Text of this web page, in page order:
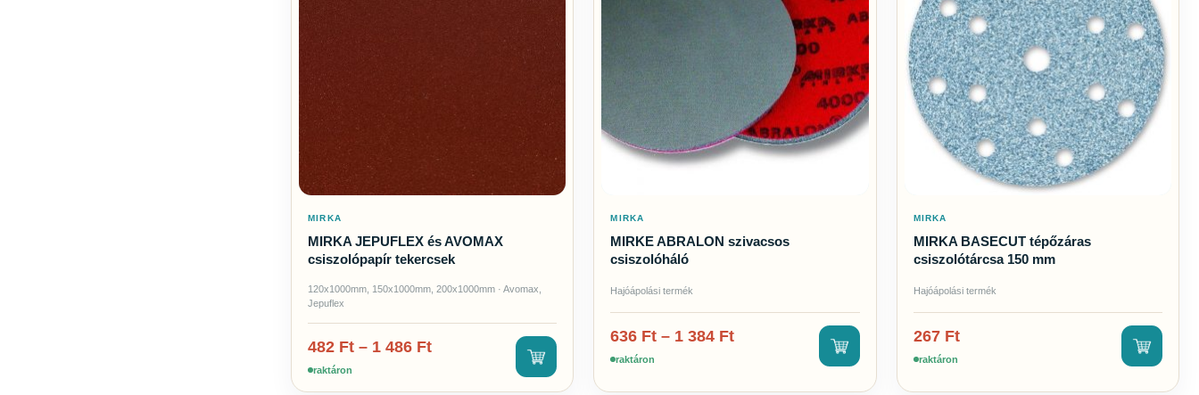
MIRKA
MIRKA JEPUFLEX és AVOMAX
csiszolópapír tekercsek
120x1000mm, 150x1000mm, 200x1000mm · Avomax,
Jepuflex
482 Ft – 1 486 Ft
raktáron
MIRKA
MIRKE ABRALON szivacsos
csiszolóháló
Hajóápolási termék
636 Ft – 1 384 Ft
raktáron
MIRKA
MIRKA BASECUT tépőzáras
csiszolótárcsa 150 mm
Hajóápolási termék
267 Ft
raktáron